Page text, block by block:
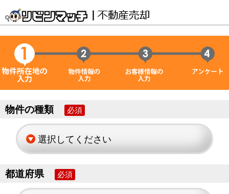
物件の種類 必須
都道府県 必須